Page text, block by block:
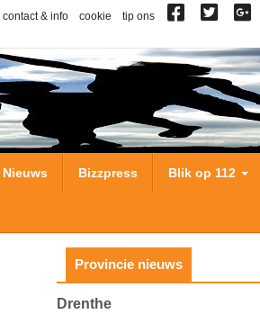
contact & info cookie tip ons
Nieuws Bizzpress Blik op 112
Provincie nieuws
Drenthe